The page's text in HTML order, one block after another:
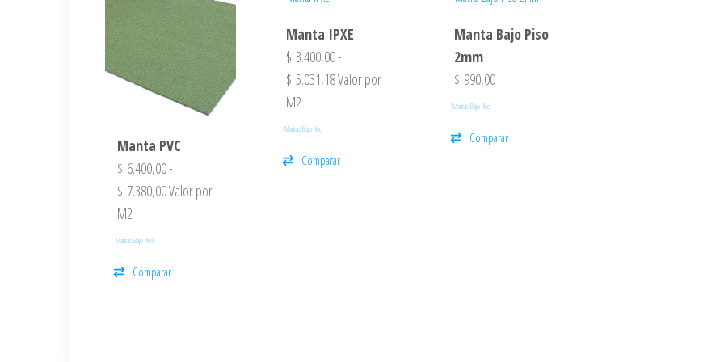
Manta PVC
$ 6.400,00-
$ 7.380,00Valor por
M2
Mantas Bajo Piso
Comparar
Manta IPXE
$ 3.400,00-
$ 5.031,18Valor por
M2
Mantas Bajo Piso
Comparar
Manta Bajo Piso
2mm
$ 990,00
Mantas Bajo Piso
Comparar